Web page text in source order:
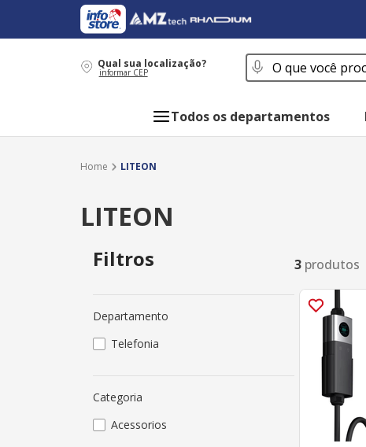
Qual sua localização?
informar CEP
O que você procura?
Todos os departamentos
LITEON
LITEON
Filtros
Departamento
Telefonia
Categoria
Acessorios
3 produtos